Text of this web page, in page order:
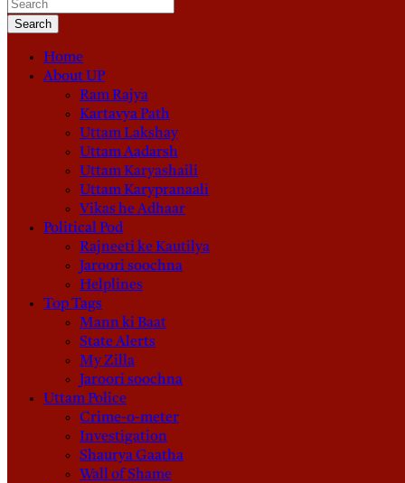
Search
Home
About UP
Ram Rajya
Kartavya Path
Uttam Lakshay
Uttam Aadarsh
Uttam Karyashaili
Uttam Karypranaali
Vikas he Adhaar
Political Pod
Rajneeti ke Kautilya
Jaroori soochna
Helplines
Top Tags
Mann ki Baat
State Alerts
My Zilla
Jaroori soochna
Uttam Police
Crime-o-meter
Investigation
Shaurya Gaatha
Wall of Shame